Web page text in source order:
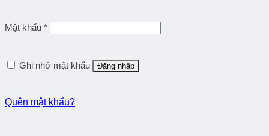
Mật khẩu *
Ghi nhớ mật khẩu Đăng nhập
Quên mật khẩu?